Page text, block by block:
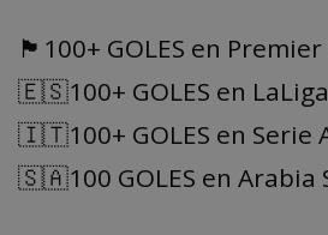
🏴󠁧󠁢󠁥󠁮󠁧󠁿100+ GOLES en
🇪🇸100+ GOLES en
🇮🇹100+ GOLES en Serie
🇸🇦100 GOLES en Arabia